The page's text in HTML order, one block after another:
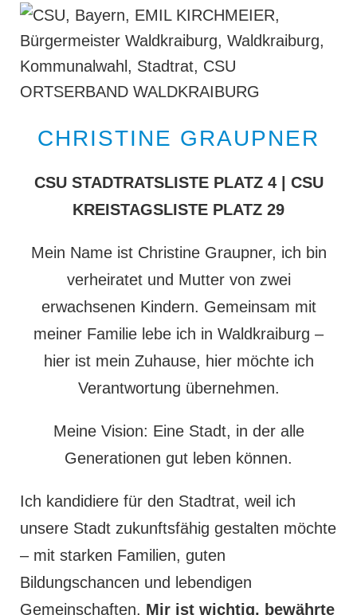
CHRISTINE GRAUPNER
CSU STADTRATSLISTE PLATZ 4 | CSU
KREISTAGSLISTE PLATZ 29
Mein Name ist Christine Graupner, ich bin
verheiratet und Mutter von zwei
erwachsenen Kindern. Gemeinsam mit
meiner Familie lebe ich in Waldkraiburg –
hier ist mein Zuhause, hier möchte ich
Verantwortung übernehmen.
Meine Vision: Eine Stadt, in der alle
Generationen gut leben können.
Ich kandidiere für den Stadtrat, weil ich
unsere Stadt zukunftsfähig gestalten möchte
– mit starken Familien, guten
Bildungschancen und lebendigen
Gemeinschaften. Mir ist wichtig, bewährte